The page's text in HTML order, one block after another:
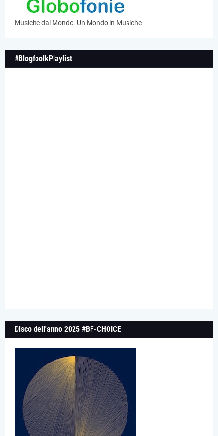
Musiche dal Mondo. Un Mondo in Musiche
#BlogfoolkPlaylist
Disco dell'anno 2025 #BF-CHOICE